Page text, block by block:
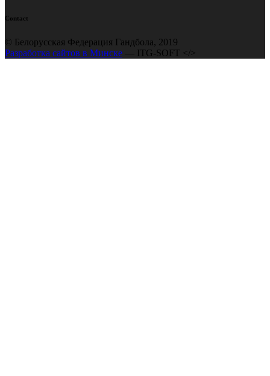
Contact
© Белорусская Федерация Гандбола, 2019
Разработка сайтов в Минске — ITG-SOFT </>